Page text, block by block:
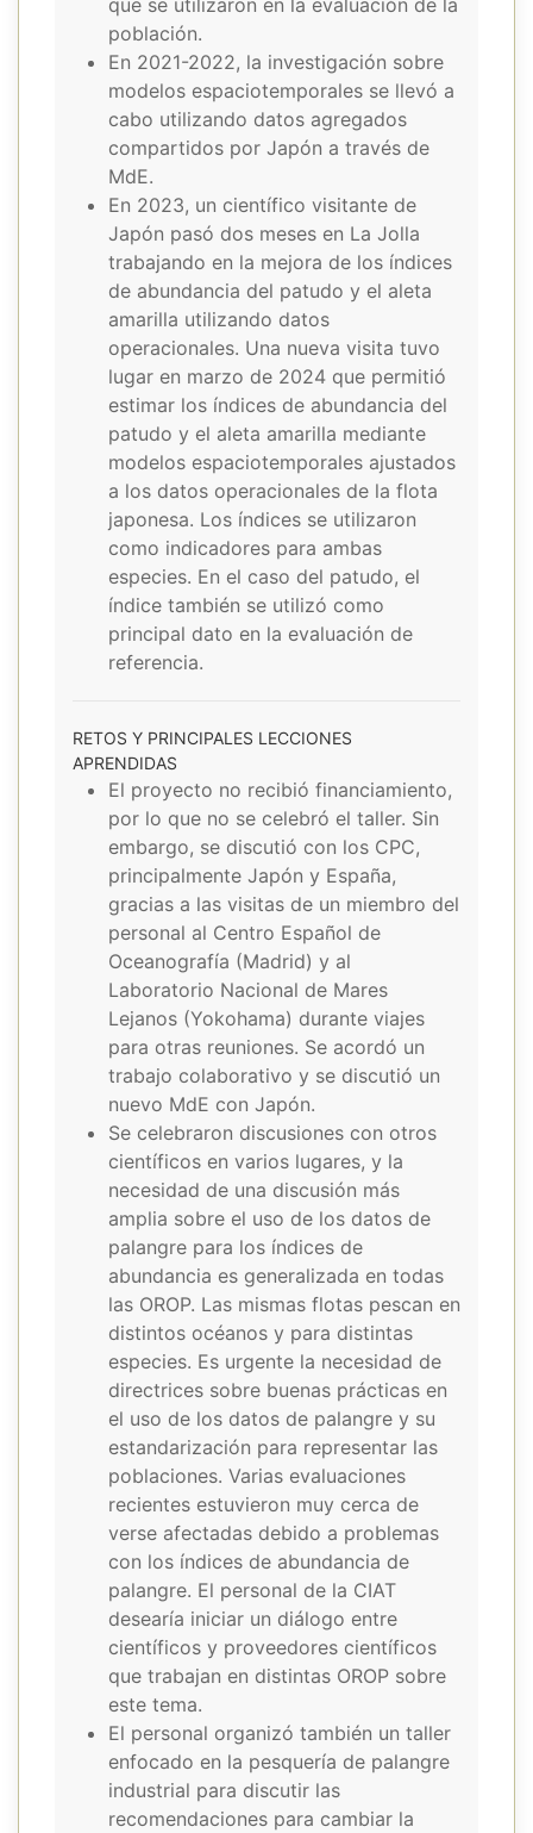
población.
En 2021-2022, la investigación sobre
modelos espaciotemporales se llevó a
cabo utilizando datos agregados
compartidos por Japón a través de
MdE.
En 2023, un científico visitante de
Japón pasó dos meses en La Jolla
trabajando en la mejora de los índices
de abundancia del patudo y el aleta
amarilla utilizando datos
operacionales. Una nueva visita tuvo
lugar en marzo de 2024 que permitió
estimar los índices de abundancia del
patudo y el aleta amarilla mediante
modelos espaciotemporales ajustados
a los datos operacionales de la flota
japonesa. Los índices se utilizaron
como indicadores para ambas
especies. En el caso del patudo, el
índice también se utilizó como
principal dato en la evaluación de
referencia.
RETOS Y PRINCIPALES LECCIONES
APRENDIDAS
El proyecto no recibió financiamiento,
por lo que no se celebró el taller. Sin
embargo, se discutió con los CPC,
principalmente Japón y España,
gracias a las visitas de un miembro del
personal al Centro Español de
Oceanografía (Madrid) y al
Laboratorio Nacional de Mares
Lejanos (Yokohama) durante viajes
para otras reuniones. Se acordó un
trabajo colaborativo y se discutió un
nuevo MdE con Japón.
Se celebraron discusiones con otros
científicos en varios lugares, y la
necesidad de una discusión más
amplia sobre el uso de los datos de
palangre para los índices de
abundancia es generalizada en todas
las OROP. Las mismas flotas pescan en
distintos océanos y para distintas
especies. Es urgente la necesidad de
directrices sobre buenas prácticas en
el uso de los datos de palangre y su
estandarización para representar las
poblaciones. Varias evaluaciones
recientes estuvieron muy cerca de
verse afectadas debido a problemas
con los índices de abundancia de
palangre. El personal de la CIAT
desearía iniciar un diálogo entre
científicos y proveedores científicos
que trabajan en distintas OROP sobre
este tema.
El personal organizó también un taller
enfocado en la pesquería de palangre
industrial para discutir las
recomendaciones para cambiar la